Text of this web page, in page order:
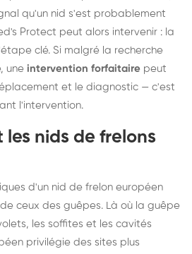
qu'un nid s'est probablement
Protect peut alors intervenir : la
clé. Si malgré la recherche
une intervention forfaitaire peut
et le diagnostic — c'est
l'intervention.
les nids de frelons
d'un nid de frelon européen
ceux des guêpes. Là où la guêpe
les soffites et les cavités
privilégie des sites plus